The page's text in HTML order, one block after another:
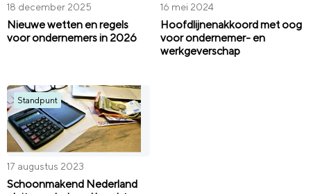
18 december 2025
Nieuwe wetten en regels
voor ondernemers in 2026
16 mei 2024
Hoofdlijnenakkoord met oog
voor ondernemer- en
werkgeverschap
Standpunt
17 augustus 2023
Schoonmakend Nederland